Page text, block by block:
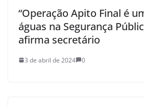
“Operação Apito Final é
águas na Segurança
afirma secretário
3 de abril de 2024 0